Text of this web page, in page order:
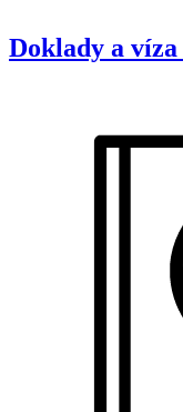
Doklady a víza